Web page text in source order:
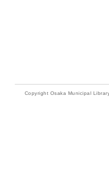
Copyright Osaka Municipal